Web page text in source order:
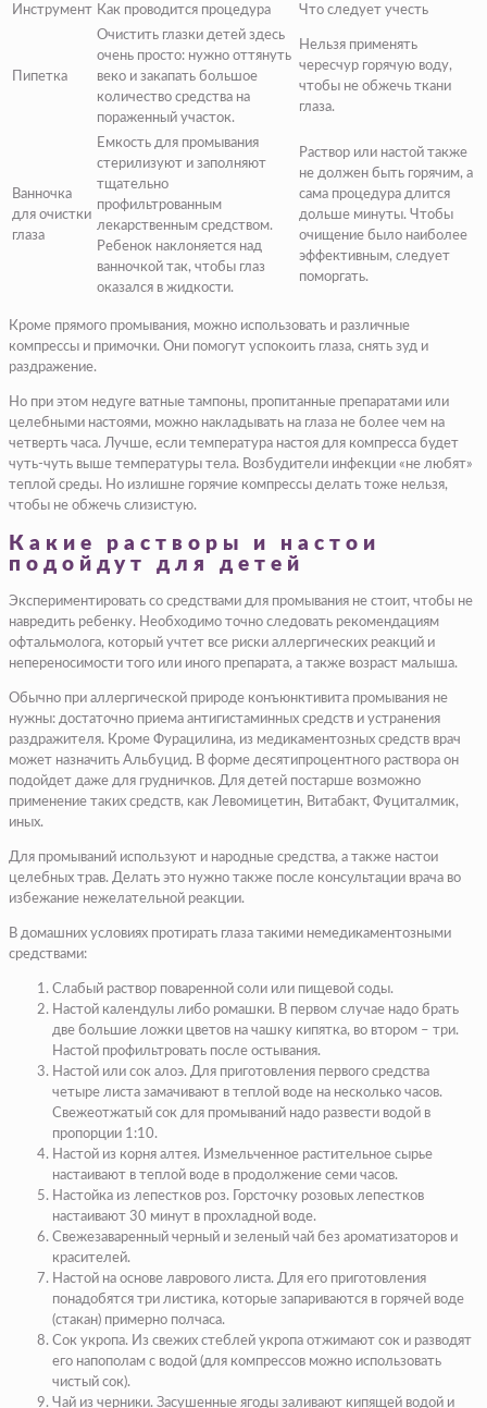
Инструмент Как проводится процедура Что следует учесть
Пипетка
Очистить глазки детей здесь
очень просто: нужно оттянуть
веко и закапать большое
количество средства на
пораженный участок.
Нельзя применять
чересчур горячую воду,
чтобы не обжечь ткани
глаза.
Ванночка
для очистки
глаза
Емкость для промывания
стерилизуют и заполняют
тщательно
профильтрованным
лекарственным средством.
Ребенок наклоняется над
ванночкой так, чтобы глаз
оказался в жидкости.
Раствор или настой также
не должен быть горячим, а
сама процедура длится
дольше минуты. Чтобы
очищение было наиболее
эффективным, следует
поморгать.
Кроме прямого промывания, можно использовать и различные
компрессы и примочки. Они помогут успокоить глаза, снять зуд и
раздражение.
Но при этом недуге ватные тампоны, пропитанные препаратами или
целебными настоями, можно накладывать на глаза не более чем на
четверть часа. Лучше, если температура настоя для компресса будет
чуть-чуть выше температуры тела. Возбудители инфекции «не любят»
теплой среды. Но излишне горячие компрессы делать тоже нельзя,
чтобы не обжечь слизистую.
Какие растворы и настои
подойдут для детей
Экспериментировать со средствами для промывания не стоит, чтобы не
навредить ребенку. Необходимо точно следовать рекомендациям
офтальмолога, который учтет все риски аллергических реакций и
непереносимости того или иного препарата, а также возраст малыша.
Обычно при аллергической природе конъюнктивита промывания не
нужны: достаточно приема антигистаминных средств и устранения
раздражителя. Кроме Фурацилина, из медикаментозных средств врач
может назначить Альбуцид. В форме десятипроцентного раствора он
подойдет даже для грудничков. Для детей постарше возможно
применение таких средств, как Левомицетин, Витабакт, Фуциталмик,
иных.
Для промываний используют и народные средства, а также настои
целебных трав. Делать это нужно также после консультации врача во
избежание нежелательной реакции.
В домашних условиях протирать глаза такими немедикаментозными
средствами:
Слабый раствор поваренной соли или пищевой соды.
Настой календулы либо ромашки. В первом случае надо брать
две большие ложки цветов на чашку кипятка, во втором – три.
Настой профильтровать после остывания.
Настой или сок алоэ. Для приготовления первого средства
четыре листа замачивают в теплой воде на несколько часов.
Свежеотжатый сок для промываний надо развести водой в
пропорции 1:10.
Настой из корня алтея. Измельченное растительное сырье
настаивают в теплой воде в продолжение семи часов.
Настойка из лепестков роз. Горсточку розовых лепестков
настаивают 30 минут в прохладной воде.
Свежезаваренный черный и зеленый чай без ароматизаторов и
красителей.
Настой на основе лаврового листа. Для его приготовления
понадобятся три листика, которые запариваются в горячей воде
(стакан) примерно полчаса.
Сок укропа. Из свежих стеблей укропа отжимают сок и разводят
его напополам с водой (для компрессов можно использовать
чистый сок).
Чай из черники. Засушенные ягоды заливают кипящей водой и